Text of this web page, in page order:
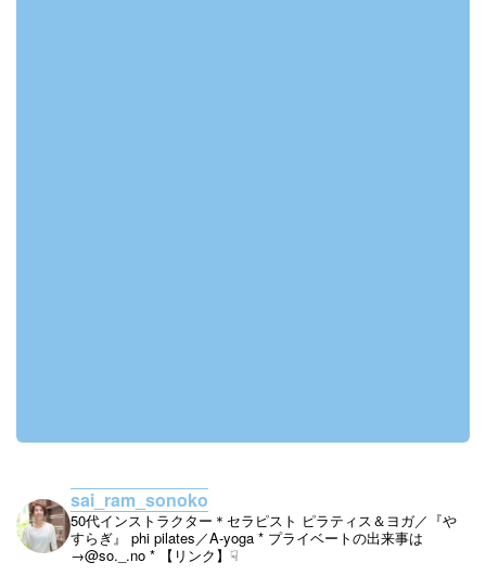
sai_ram_sonoko
50代インストラクター＊セラピスト ピラティス＆ヨガ／『や
すらぎ』
phi pilates／A-yoga * プライベートの出来事は
→@so._.no * 【リンク】☟